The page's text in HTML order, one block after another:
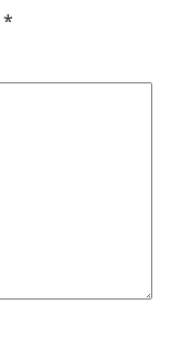
*